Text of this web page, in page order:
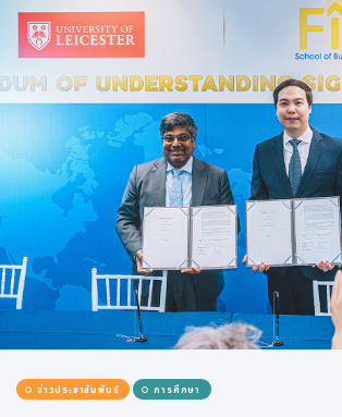
ประกัน
สัตว์เลี้ยง
ไอที
โทรศัพท์มือถือ
เอไอ
การศึกษา
ศิลปะ, วัฒนธรรม
ศาสนา
ธุรกิจ, สังคม
ข่าวประชาสัมพันธ์ การศึกษา